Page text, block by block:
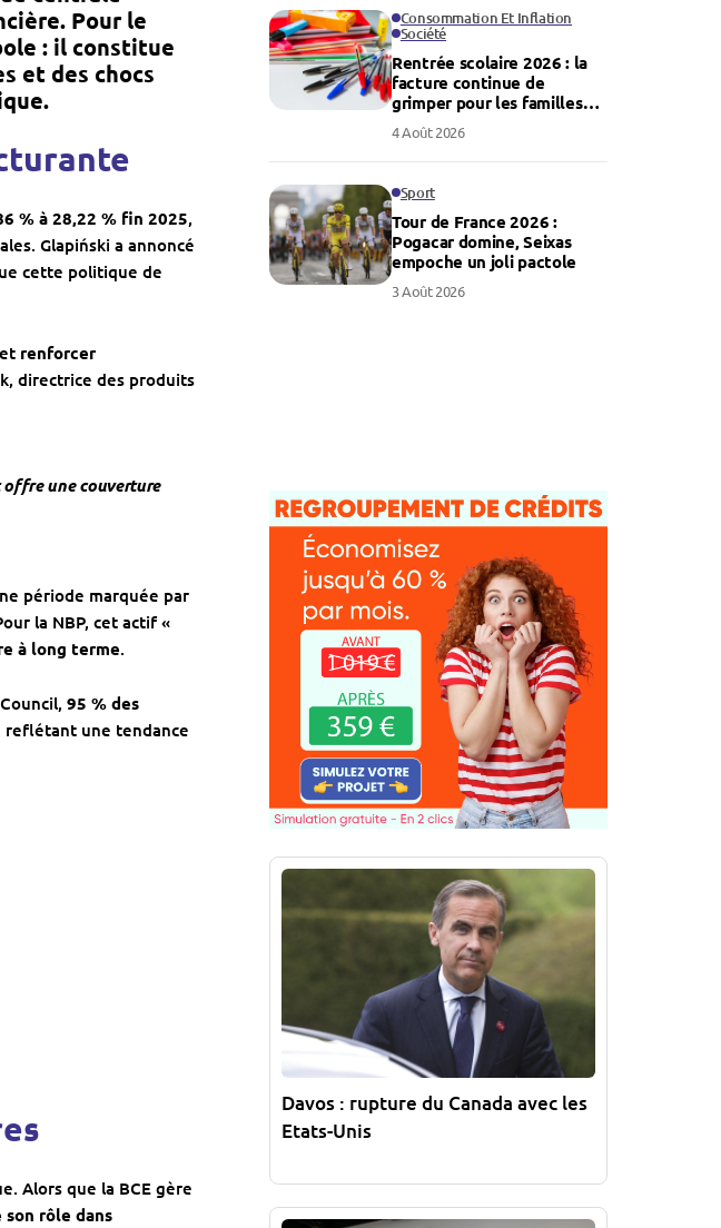
Pour le
: il constitue
et des chocs
% à 28,22 % fin 2025,
Glapiński a annoncé
cette politique de
et renforcer
directrice des produits
offre une couverture
période marquée par
la NBP, cet actif «
à long terme.
95 % des
reflétant une tendance
Alors que la BCE gère
son rôle dans
Consommation Et Inflation
Société
Rentrée scolaire 2026 : la
facture continue de
grimper pour les familles
françaises
4 Août 2026
Sport
Tour de France 2026 :
Pogacar domine, Seixas
empoche un joli pactole
3 Août 2026
Davos : rupture du Canada avec les
Etats-Unis